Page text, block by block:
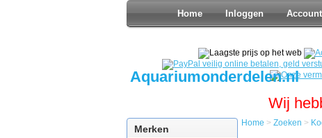
Home Inloggen Account
Aquariumonderdelen.nl
Wij
Merken
Home > Zoeken >